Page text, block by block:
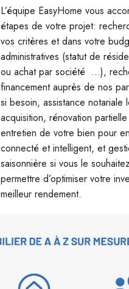
L’équipe EasyHome vous
étapes de votre projet:
vos critères et dans votre
administratives (statut de
ou achat par société …),
financement auprès de nos
si besoin, assistance notariale
acquisition, rénovation
entretien de votre bien pour
connecté et intelligent, et
saisonnière si vous le
permettre d’optimiser votre
meilleur rendement.